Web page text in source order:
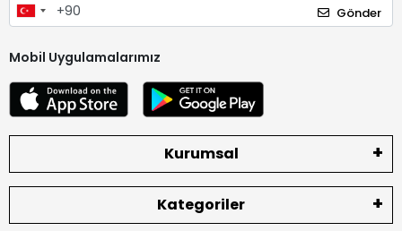
Gönder
Mobil Uygulamalarımız
Kurumsal
Kategoriler